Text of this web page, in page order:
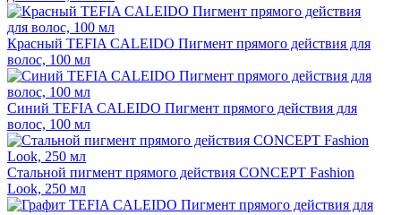
Красный TEFIA CALEIDO Пигмент прямого действия для
волос, 100 мл
Синий TEFIA CALEIDO Пигмент прямого действия для
волос, 100 мл
Стальной пигмент прямого действия CONCEPT Fashion
Look, 250 мл